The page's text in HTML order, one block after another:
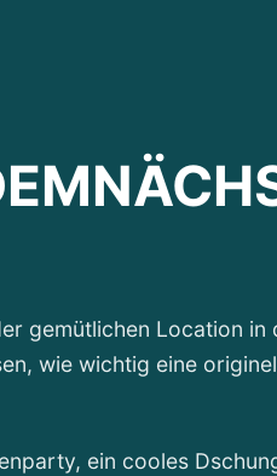
gemütlichen Location
wie wichtig eine
ein cooles